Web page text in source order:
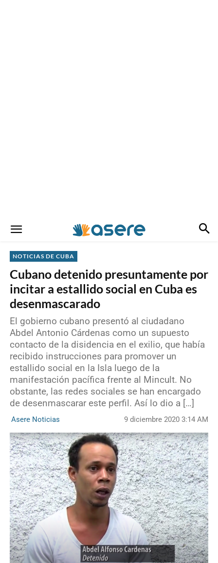
NOTICIAS DE CUBA
Cubano detenido presuntamente por
incitar a estallido social en Cuba es
desenmascarado
El gobierno cubano presentó al ciudadano
Abdel Antonio Cárdenas como un supuesto
contacto de la disidencia en el exilio, que había
recibido instrucciones para promover un
estallido social en la Isla luego de la
manifestación pacífica frente al Mincult. No
obstante, las redes sociales se han encargado
de desenmascarar este perfil. Así lo dio a […]
Asere Noticias 9 diciembre 2020 3:14 AM